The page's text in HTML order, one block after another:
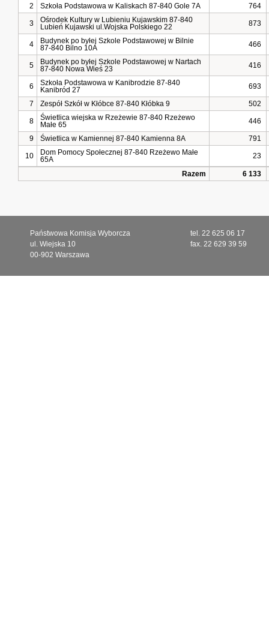
2 Szkoła Podstawowa w Kaliskach 87-840 Gole 7A 764
3
Ośrodek Kultury w Lubieniu Kujawskim 87-840
Lubień Kujawski ul.Wojska Polskiego 22
873
4
Budynek po byłej Szkole Podstawowej w Bilnie
87-840 Bilno 10A
466
5
Budynek po byłej Szkole Podstawowej w Nartach
87-840 Nowa Wieś 23
416
6
Szkoła Podstawowa w Kanibrodzie 87-840
Kanibród 27
693
7 Zespół Szkół w Kłóbce 87-840 Kłóbka 9 502
8
Świetlica wiejska w Rzeżewie 87-840 Rzeżewo
Małe 65
446
9 Świetlica w Kamiennej 87-840 Kamienna 8A 791
10
Dom Pomocy Społecznej 87-840 Rzeżewo Małe
65A
23
Razem 6 133
Państwowa Komisja Wyborcza
ul. Wiejska 10
00-902 Warszawa
tel. 22 625 06 17
fax. 22 629 39 59